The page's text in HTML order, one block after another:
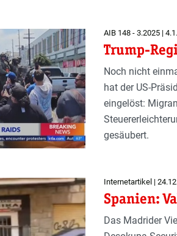
AIB 148 - 3.2025 |
Trump-
Noch nicht
hat der US-
eingelöst:
gesäubert.
Internetartikel |
Spanien:
Das Madrider